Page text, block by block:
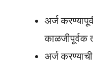
अर्ज
काळजीपूर्वक
अर्ज